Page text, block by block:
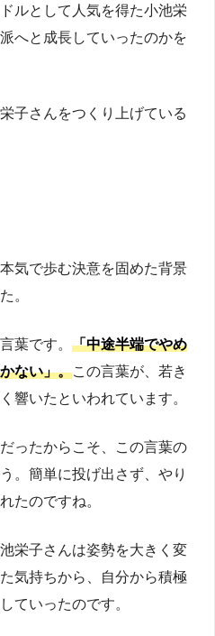
ルとして人気を得た小池栄
へと成長していったのかを
子さんをつくり上げている
気で歩む決意を固めた背景
。
葉です。 「中途半端でやめ
ない」。この言葉が、若き
響いたといわれています。
ったからこそ、この言葉の
。簡単に投げ出さず、やり
たのですね。
栄子さんは姿勢を大きく変
気持ちから、自分から積極
ていったのです。